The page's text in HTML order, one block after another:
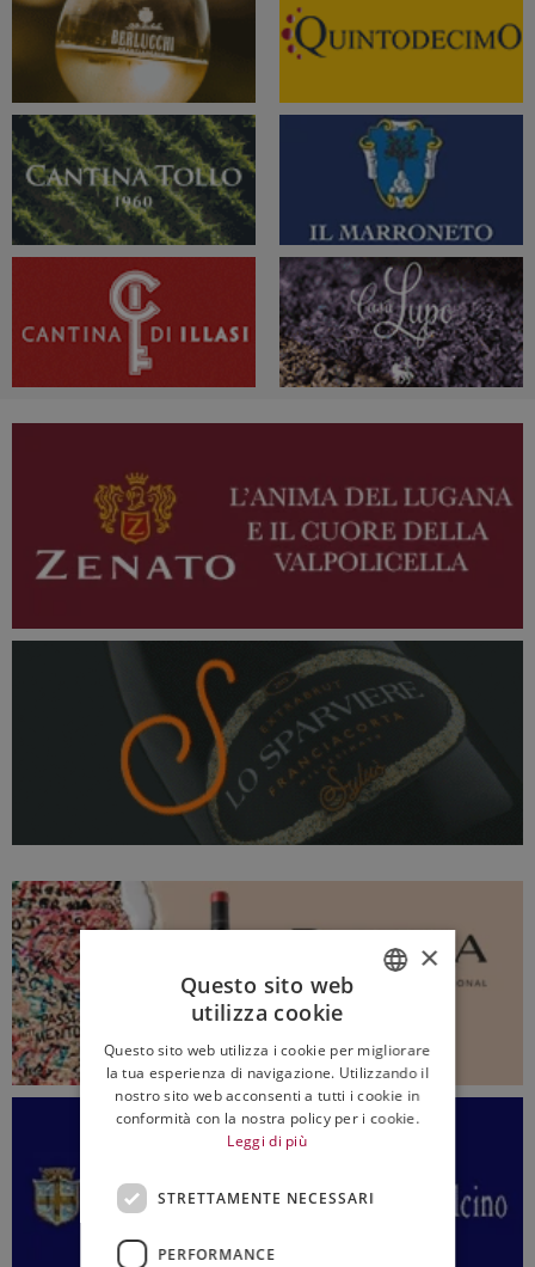
ENGLISH
×
Questo sito web
utilizza cookie
Questo sito web utilizza i cookie per migliorare
la tua esperienza di navigazione. Utilizzando il
nostro sito web acconsenti a tutti i cookie in
conformità con la nostra policy per i cookie.
Leggi di più
STRETTAMENTE NECESSARI
PERFORMANCE